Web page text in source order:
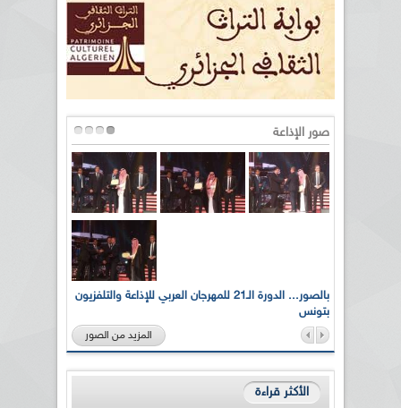
صور الإذاعة
بالصور... الدورة الـ21 للمهرجان العربي للإذاعة والتلفزيون
بتونس
المزيد من الصور
الأكثر قراءة